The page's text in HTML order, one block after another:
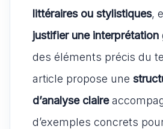
littéraires ou stylistiques,
justifier une interprétation
des éléments précis du
article propose une
d’analyse claire
d’exemples concrets